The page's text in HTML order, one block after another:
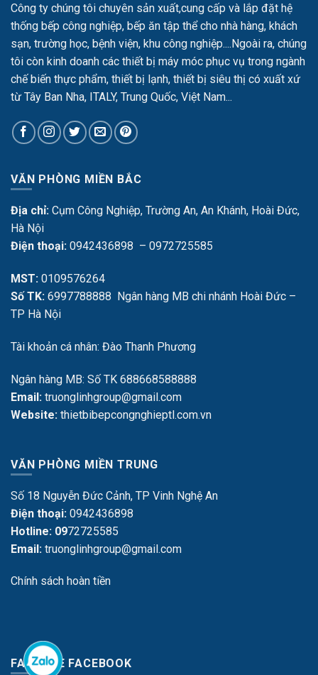
Công ty chúng tôi chuyên sản xuất,cung cấp và lắp đặt hệ
thống bếp công nghiệp, bếp ăn tập thể cho nhà hàng, khách
sạn, trường học, bệnh viện, khu công nghiệp....Ngoài ra, chúng
tôi còn kinh doanh các thiết bị máy móc phục vụ trong ngành
chế biến thực phẩm, thiết bị lạnh, thiết bị siêu thị có xuất xứ
từ Tây Ban Nha, ITALY, Trung Quốc, Việt Nam...
VĂN PHÒNG MIỀN BẮC
Địa chỉ: Cụm Công Nghiệp, Trường An, An Khánh, Hoài Đức,
Hà Nội
Điện thoại: 0942436898 – 0972725585
MST: 0109576264
Số TK: 6997788888 Ngân hàng MB chi nhánh Hoài Đức –
TP Hà Nội
Tài khoản cá nhân: Đào Thanh Phương
Ngân hàng MB: Số TK 688668588888
Email: truonglinhgroup@gmail.com
Website: thietbibepcongnghieptl.com.vn
VĂN PHÒNG MIỀN TRUNG
Số 18 Nguyễn Đức Cảnh, TP Vinh Nghệ An
Điện thoại: 0942436898
Hotline: 0972725585
Email: truonglinhgroup@gmail.com
Chính sách hoàn tiền
FANPAGE FACEBOOK